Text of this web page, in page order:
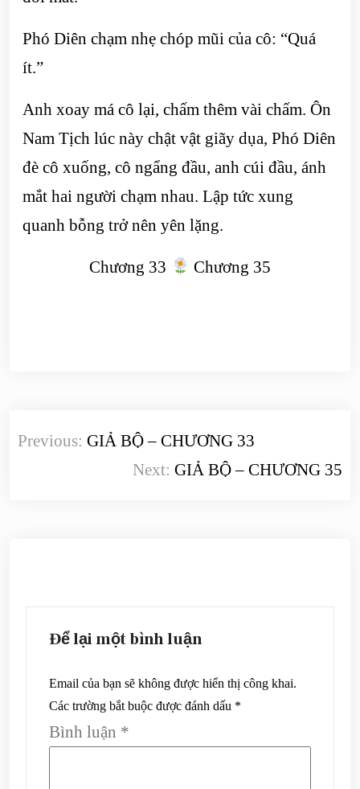
Phó Diên chạm nhẹ chóp mũi của cô: “Quá
ít.”
Anh xoay má cô lại, chấm thêm vài chấm. Ôn
Nam Tịch lúc này chật vật giãy dụa, Phó Diên
đè cô xuống, cô ngẩng đầu, anh cúi đầu, ánh
mắt hai người chạm nhau. Lập tức xung
quanh bỗng trở nên yên lặng.
Chương 33 Chương 35
hướng
Previous: GIẢ BỘ – CHƯƠNG 33
Next: GIẢ BỘ – CHƯƠNG 35
Để lại một bình luận
Email của bạn sẽ không được hiển thị công khai.
Các trường bắt buộc được đánh dấu *
Bình luận *